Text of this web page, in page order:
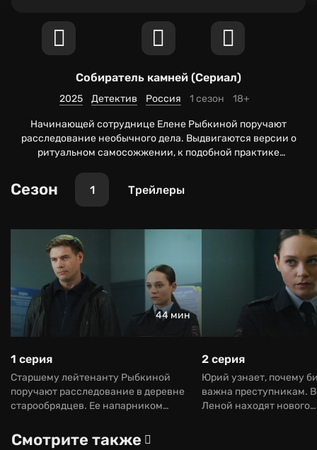
2025 Детектив Россия 1 сезон 18+
Собиратель камней (Сериал)
Начинающей сотруднице Елене Рыбкиной поручают
расследование необычного дела. Выдвигаются версии о
ритуальном самосожжении, к подобной практике
подключается майор Панов, ведь его прошлое таит в себе
ключ к разгадке текущего дела.
Сезон 1 Трейлеры
44 мин
1 серия
Старшему лейтенанту Рыбкиной
поручают расследование в деревне
старообрядцев. Ее напарником
Петербурга.
2 серия
Юрий узнает, почему
важна преступникам.
Леной находят нового
Смотрите также